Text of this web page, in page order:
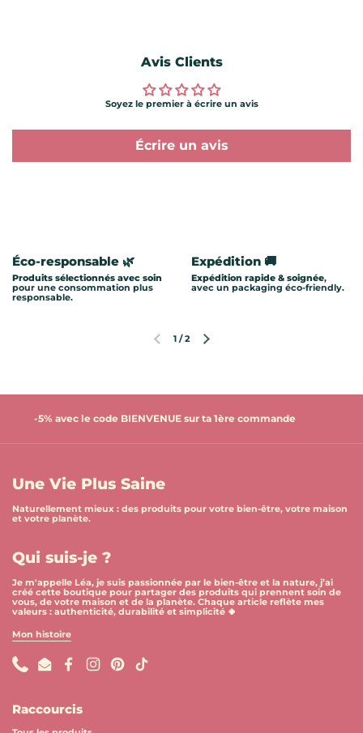
Avis Clients
Soyez le premier à écrire un avis
Écrire un avis
Éco-responsable 🌿
Produits sélectionnés avec soin
pour une consommation plus
responsable.
Expédition 🚚
Expédition rapide & soignée,
avec un packaging éco-friendly.
Diapositive précédente
Diapositive suivante
1 /2
-5% avec le code BIENVENUE sur ta 1ère commande
Une Vie Plus Saine
Naturellement mieux : des produits pour votre bien-être, votre maison
et votre planète.
Qui suis-je ?
Je m'appelle Léa, je suis passionnée par le bien-être et la nature, j’ai
créé cette boutique pour partager des produits qui prennent soin de
vous, de votre maison et de la planète. Chaque article reflète mes
valeurs : authenticité, durabilité et simplicité 🍀
Mon histoire
PhoneEmailFacebookInstagram
Pinterest
TikTok
Raccourcis